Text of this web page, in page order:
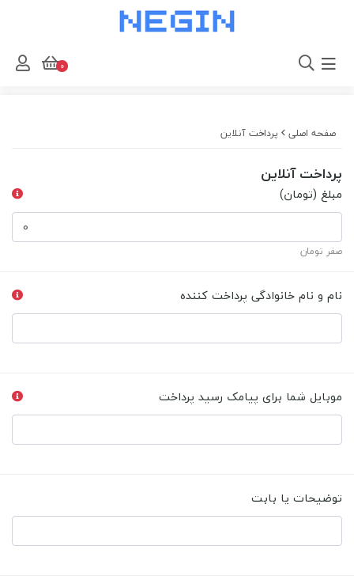
صفحه اصلی پرداخت آنلاین
پرداخت آنلاین
مبلغ (تومان)
صفر تومان
نام و نام خانوادگی پرداخت کننده
موبایل شما برای پیامک رسید پرداخت
توضیحات یا بابت
0